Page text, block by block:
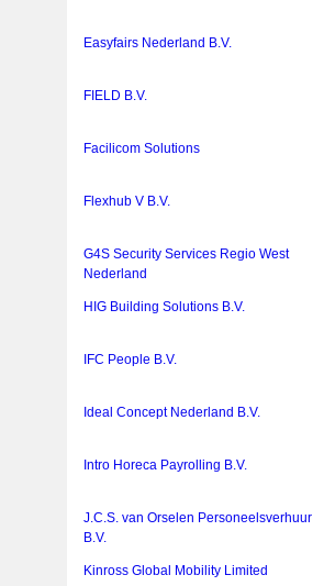
Easyfairs Nederland B.V.
FIELD B.V.
Facilicom Solutions
Flexhub V B.V.
G4S Security Services Regio West
Nederland
HIG Building Solutions B.V.
IFC People B.V.
Ideal Concept Nederland B.V.
Intro Horeca Payrolling B.V.
J.C.S. van Orselen Personeelsverhuur
B.V.
Kinross Global Mobility Limited